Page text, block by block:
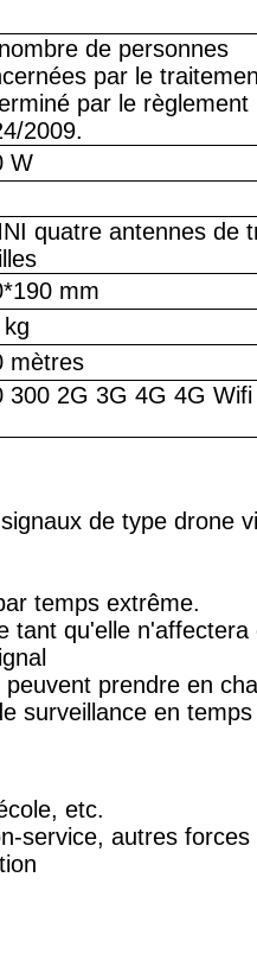
de personnes
par le
par le règlement
2009.
W
quatre antennes de
mm
mètres
300 2G 3G 4G 4G
de type drone
temps extrême.
qu'elle n'affectera
prendre en
surveillance en
etc.
service, autres